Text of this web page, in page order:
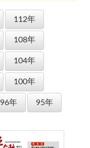
112年
108年
104年
100年
96年 95年